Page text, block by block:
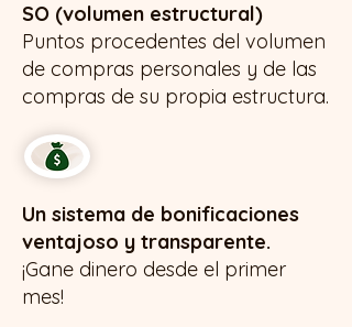
SO (volumen estructural)
Puntos procedentes del volumen
de compras personales y de las
compras de su propia estructura.
Un sistema de bonificaciones
ventajoso y transparente.
¡Gane dinero desde el primer
mes!